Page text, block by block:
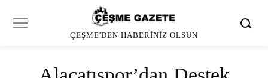
ÇEŞME'DEN HABERINIZ OLSUN